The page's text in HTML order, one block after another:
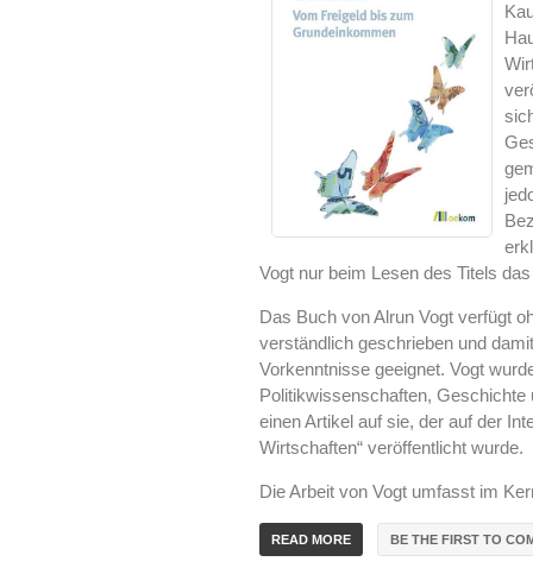
Vogt nur beim Lesen des Titels
Das Buch von Alrun Vogt verfügt
verständlich geschrieben und
Vorkenntnisse geeignet. Vogt
Politikwissenschaften,
einen Artikel auf sie, der auf der
Wirtschaften“ veröffentlicht wurde.
Die Arbeit von Vogt umfasst im
READ MORE BE THE FIRST TO